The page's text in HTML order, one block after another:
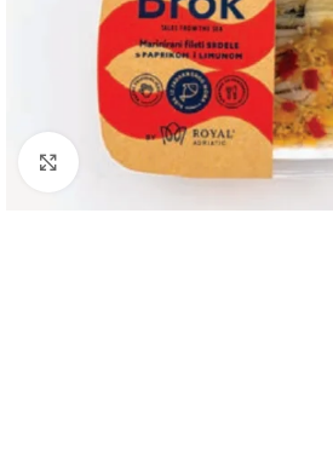
Click to enlarge